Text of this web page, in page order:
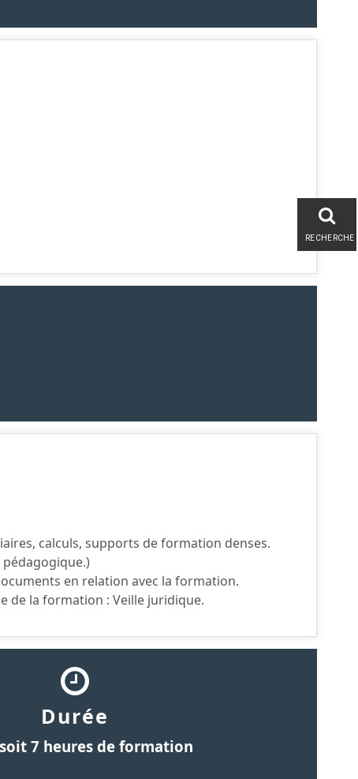
calculs, supports de formation denses.
en relation avec la formation.
de la formation : Veille juridique.
Durée
7 heures de formation
RECHERCHE